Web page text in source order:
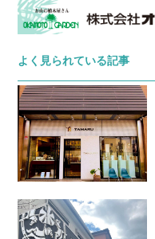
よく見られている記事